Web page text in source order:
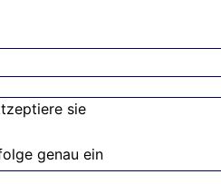
sie
genau ein